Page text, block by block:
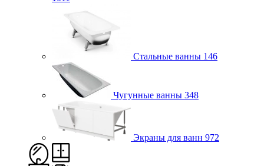
Стальные ванны 146
Чугунные ванны 348
Экраны для ванн 972